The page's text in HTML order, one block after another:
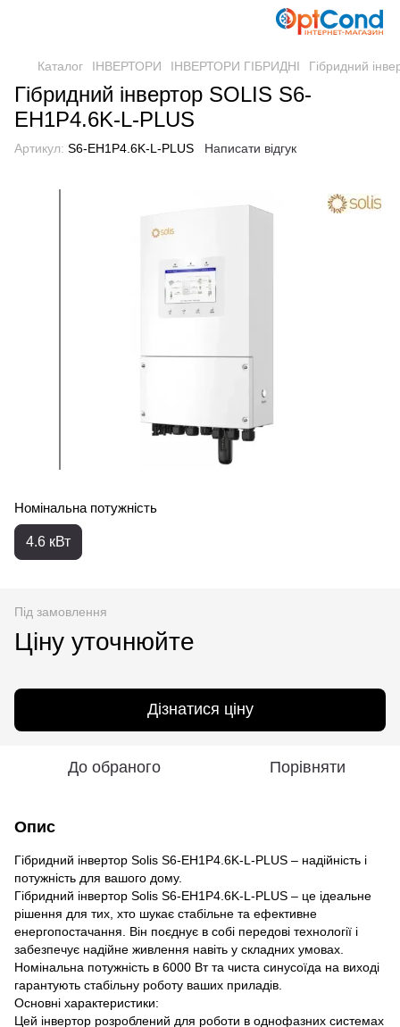
Каталог ІНВЕРТОРИ ІНВЕРТОРИ ГІБРИДНІ Гібридний
Гібридний інвертор SOLIS S6-
EH1P4.6K-L-PLUS
Артикул: S6-EH1P4.6K-L-PLUS Написати відгук
Номінальна потужність
4.6 кВт
Під замовлення
Ціну уточнюйте
Дізнатися ціну
До обраного Порівняти
Опис
Гібридний інвертор Solis S6-EH1P4.6K-L-PLUS – надійність і
потужність для вашого дому.
Гібридний інвертор Solis S6-EH1P4.6K-L-PLUS – це ідеальне
рішення для тих, хто шукає стабільне та ефективне
енергопостачання. Він поєднує в собі передові технології і
забезпечує надійне живлення навіть у складних умовах.
Номінальна потужність в 6000 Вт та чиста синусоїда на виході
гарантують стабільну роботу ваших приладів.
Основні характеристики:
Цей інвертор розроблений для роботи в однофазних системах